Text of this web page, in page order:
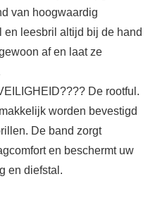
van hoogwaardig
en leesbril altijd bij de hand
af en laat ze
De rootful.
worden bevestigd
De band zorgt
en beschermt uw
en diefstal.